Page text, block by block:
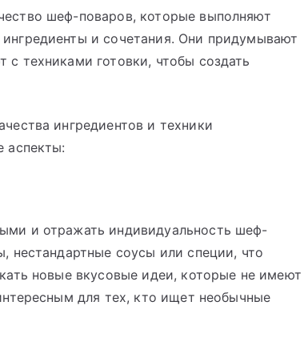
шеф-поваров, которые выполняют
и сочетания. Они придумывают
техниками готовки, чтобы создать
ингредиентов и техники
аспекты:
и отражать индивидуальность шеф-
нестандартные соусы или специи, что
новые вкусовые идеи, которые не имеют
для тех, кто ищет необычные